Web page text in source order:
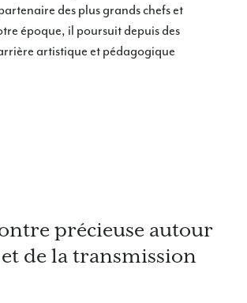
des plus grands chefs et
époque, il poursuit depuis des
artistique et pédagogique
précieuse autour
de la transmission